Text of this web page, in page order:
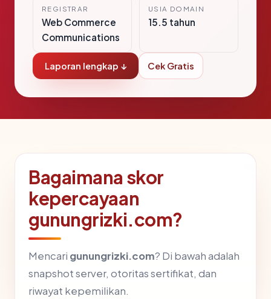
REGISTRAR
Web Commerce
Communications
USIA DOMAIN
15.5 tahun
Laporan lengkap ↓ Cek Gratis
Bagaimana skor
kepercayaan
gunungrizki.com?
Mencari gunungrizki.com? Di bawah adalah
snapshot server, otoritas sertifikat, dan
riwayat kepemilikan.